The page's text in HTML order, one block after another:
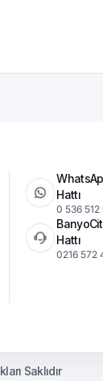
Hattı
0 536 512
Hattı
0216 572
Saklıdır